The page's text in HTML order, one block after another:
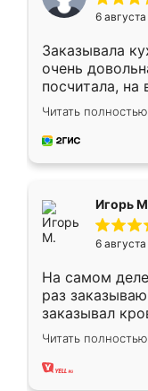
6
Заказывала
очень
посчитала, на
Замерщик
делу со всей
за день,
Читать полностью
Игорь
6
На самом
раз
заказывал
ребёнка при
заказал
хорошее
Читать полностью